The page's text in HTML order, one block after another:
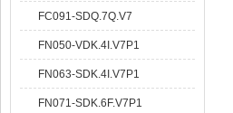
FC091-SDQ.7Q.V7
FN050-VDK.4I.V7P1
FN063-SDK.4I.V7P1
FN071-SDK.6F.V7P1